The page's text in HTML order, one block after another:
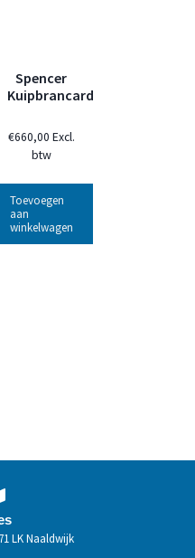
Spencer
Kuipbrancard
€660,00 Excl.
btw
Toevoegen
aan
winkelwagen
LK Naaldwijk